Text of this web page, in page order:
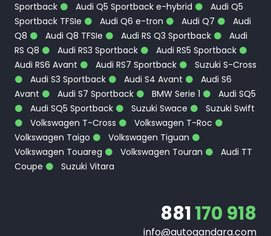
Sportback
Audi Q5 Sportback e-hybrid
Audi Q5
Sportback TFSIe
Audi Q6 e-tron Audi Q7
Audi
Q8
Audi Q8 TFSIe Audi RS Q3 Sportback
Audi
RS Q8
Audi RS3 Sportback
Audi RS5 Sportback
Audi RS6 Avant
Audi RS7 Sportback
Suzuki S-Cross
Audi S3 Sportback
Audi S4 Avant
Audi S6
Avant
Audi S7 Sportback BMW Serie 1
Audi SQ5
Audi SQ5 Sportback
Suzuki Swace
Suzuki Swift
Volkswagen T-Cross
Volkswagen T-Roc
Volkswagen Taigo
Volkswagen Tiguan
Volkswagen Touareg
Volkswagen Touran
Audi TT
Coupe
Suzuki Vitara
881170 918
info@autogandara.com